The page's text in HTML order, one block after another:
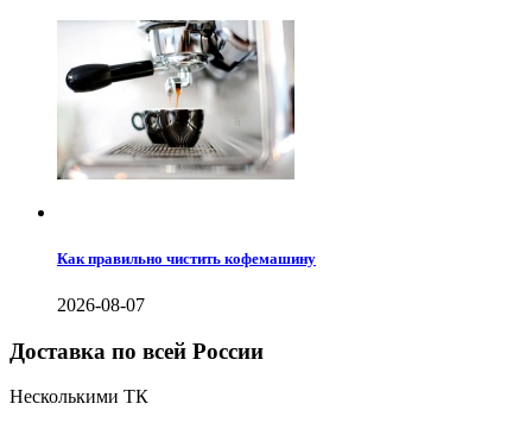
Как правильно чистить кофемашину
2026-08-07
Доставка по всей России
Несколькими ТК